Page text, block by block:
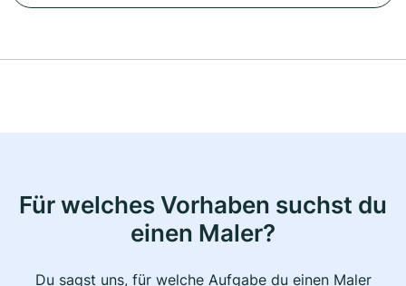
Für welches Vorhaben suchst du
einen Maler?
Du sagst uns, für welche Aufgabe du einen Maler